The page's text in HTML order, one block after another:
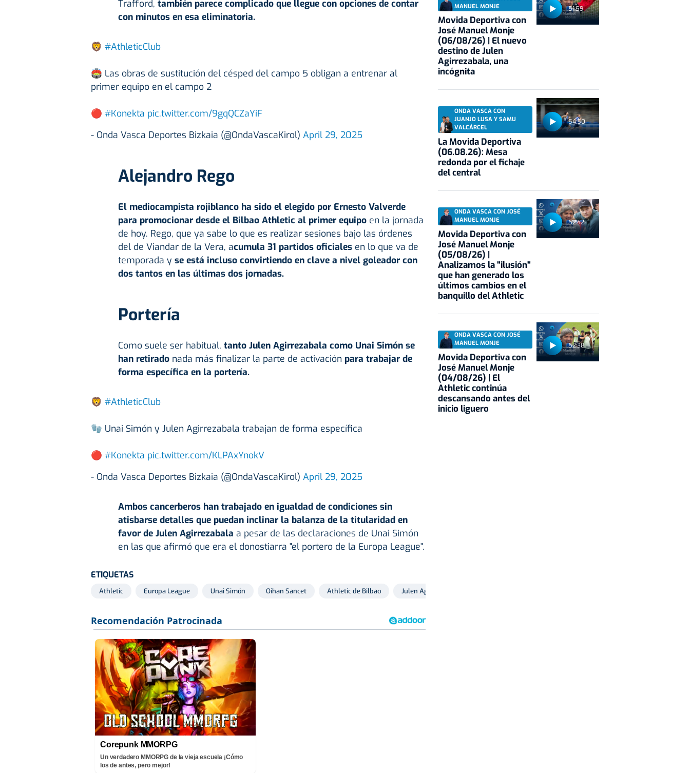
Trafford, también parece complicado que llegue con opciones de contar
con minutos en esa eliminatoria.
🦁 #AthleticClub
🏟️ Las obras de sustitución del césped del campo 5 obligan a entrenar al
primer equipo en el campo 2
🔴 #Konekta pic.twitter.com/9gqQCZaYiF
- Onda Vasca Deportes Bizkaia (@OndaVascaKirol) April 29, 2025
Alejandro Rego
El mediocampista rojiblanco ha sido el elegido por Ernesto Valverde
para promocionar desde el Bilbao Athletic al primer equipo en la jornada
de hoy. Rego, que ya sabe lo que es realizar sesiones bajo las órdenes
del de Viandar de la Vera, acumula 31 partidos oficiales en lo que va de
temporada y se está incluso convirtiendo en clave a nivel goleador con
dos tantos en las últimas dos jornadas.
Portería
Como suele ser habitual, tanto Julen Agirrezabala como Unai Simón se
han retiradonada más finalizar la parte de activación para trabajar de
forma específica en la portería.
🦁 #AthleticClub
🧤 Unai Simón y Julen Agirrezabala trabajan de forma específica
🔴 #Konekta pic.twitter.com/KLPAxYnokV
- Onda Vasca Deportes Bizkaia (@OndaVascaKirol) April 29, 2025
Ambos cancerberos han trabajado en igualdad de condiciones sin
atisbarse detalles que puedan inclinar la balanza de la titularidad en
favor de Julen Agirrezabala a pesar de las declaraciones de Unai Simón
en las que afirmó que era el donostiarra "el portero de la Europa League".
ETIQUETAS
Athletic Europa League Unai Simón Oihan Sancet Athletic de Bilbao Julen Agirrezabala
Corepunk MMORPG
Un verdadero MMORPG de la vieja escuela ¡Cómo
los de antes, pero mejor!
51:59
MANUEL MONJE
Movida Deportiva con
José Manuel Monje
(06/08/26) | El nuevo
destino de Julen
Agirrezabala, una
incógnita
54:50
ONDA VASCA CON
JUANJO LUSA Y SAMU
VALCÁRCEL
La Movida Deportiva
(06.08.26): Mesa
redonda por el fichaje
del central
52:42
ONDA VASCA CON JOSÉ
MANUEL MONJE
Movida Deportiva con
José Manuel Monje
(05/08/26) |
Analizamos la "ilusión"
que han generado los
últimos cambios en el
banquillo del Athletic
52:38
ONDA VASCA CON JOSÉ
MANUEL MONJE
Movida Deportiva con
José Manuel Monje
(04/08/26) | El
Athletic continúa
descansando antes del
inicio liguero